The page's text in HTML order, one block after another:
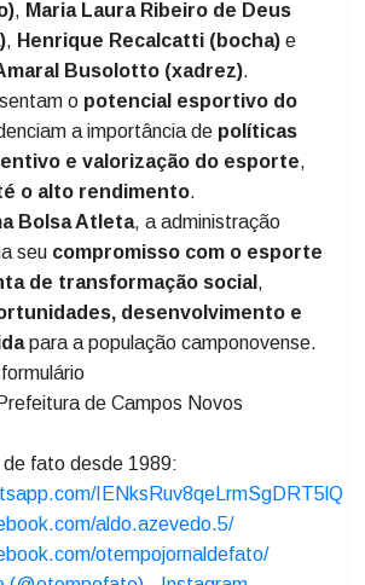
, Maria Laura Ribeiro de Deus
, Henrique Recalcatti (bocha) e
Busolotto (xadrez).
o potencial esportivo do
a importância de políticas
e valorização do esporte,
o alto rendimento.
Bolsa Atleta, a administração
seu compromisso com o esporte
de transformação social ,
desenvolvimento e
para a população camponovense.
de Campos Novos
fato desde 1989:
IENksRuv8qeLrmSgDRT5lQ
aldo.azevedo.5/
otempojornaldefato/